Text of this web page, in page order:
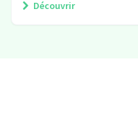
Découvrir